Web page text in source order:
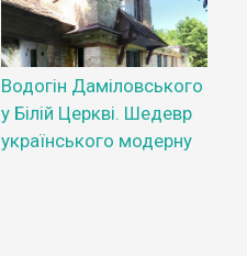
Водогін Даміловського
у Білій Церкві. Шедевр
українського модерну